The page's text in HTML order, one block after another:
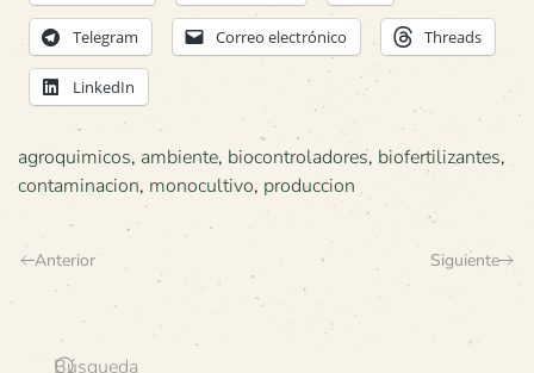
Telegram Correo electrónico Threads
LinkedIn
agroquimicos, ambiente, biocontroladores, biofertilizantes,
contaminacion, monocultivo, produccion
Anterior Siguiente